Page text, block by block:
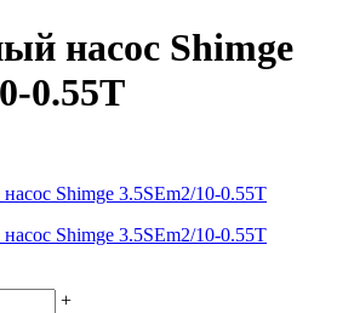
насос Shimge
0.55T
+